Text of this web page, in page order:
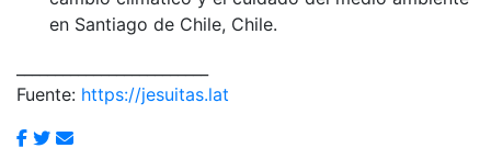
en Santiago de Chile, Chile.
Fuente: https://jesuitas.lat